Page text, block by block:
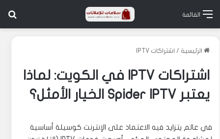
القائمة
الرئيسية / اشتراكات IPTV
اشتراكات IPTV في الكويت: لماذا
يعتبر Spider IPTV الخيار الأمثل؟
في عالم يتزايد فيه الاعتماد على الإنترنت كوسيلة أساسية